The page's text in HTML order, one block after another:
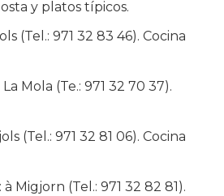
y platos típicos.
(Tel.: 971 32 83 46). Cocina
La Mola (Te.: 971 32 70 37).
(Tel.: 971 32 81 06). Cocina
: à Migjorn (Tel.: 971 32 82 81).